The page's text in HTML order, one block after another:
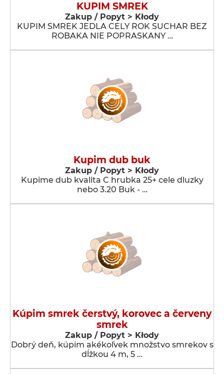
KUPIM SMREK
Zakup / Popyt > Kłody
KUPIM SMREK JEDLA CELY ROK SUCHAR BEZ
ROBAKA NIE POPRASKANY …
Kupim dub buk
Zakup / Popyt > Kłody
Kupime dub kvalita C hrubka 25+ cele dluzky
nebo 3.20 Buk - …
Kúpim smrek čerstvý, korovec a červeny
smrek
Zakup / Popyt > Kłody
Dobrý deň, kúpim akékoľvek množstvo smrekov s
dĺžkou 4 m, 5 …